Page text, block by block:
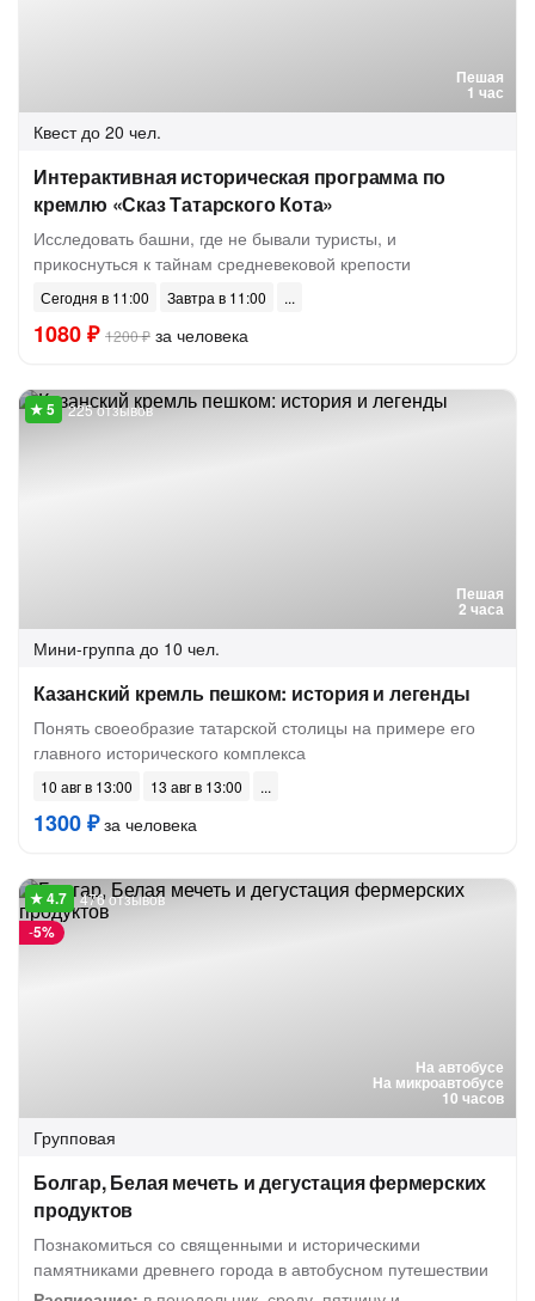
Пешая
1 час
Квест до 20 чел.
Интерактивная историческая программа по
кремлю «Сказ Татарского Кота»
Исследовать башни, где не бывали туристы, и
прикоснуться к тайнам средневековой крепости
Сегодня в 11:00 Завтра в 11:00
1080 ₽ 1200 ₽ за человека
Пешая
2 часа
225 отзывов
Мини-группа до 10 чел.
Казанский кремль пешком: история и легенды
Понять своеобразие татарской столицы на примере его
главного исторического комплекса
10 авг в 13:00 13 авг в 13:00
1300 ₽за человека
На автобусе
На микроавтобусе
10 часов
-5%
476 отзывов
Групповая
Болгар, Белая мечеть и дегустация фермерских
продуктов
Познакомиться со священными и историческими
памятниками древнего города в автобусном путешествии